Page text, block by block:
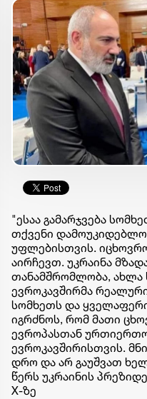
"ესაა გამარჯვება
თქვენი
უფლებისთვის.
აირჩევთ. უკრაინა
თანამშრომლობა, ახლა
ევროკავშირმა
სომხეთს და
იგრძნოს, რომ მათი
ევროპასთან
ევროკავშირისთვის.
დრო და არ გაუშვათ
წერს უკრაინის
X-ზე